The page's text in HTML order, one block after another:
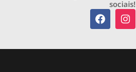
sociais!